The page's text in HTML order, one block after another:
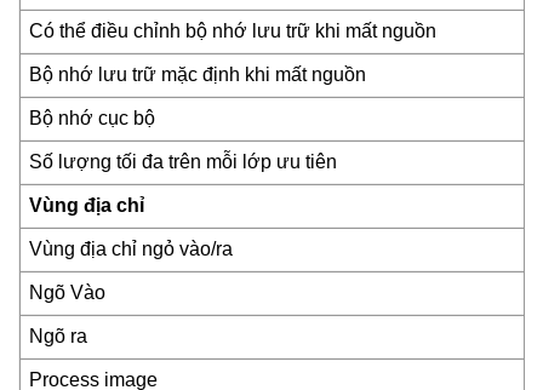
Có thể điều chỉnh bộ nhớ lưu trữ khi mất nguồn
Bộ nhớ lưu trữ mặc định khi mất nguồn
Bộ nhớ cục bộ
Số lượng tối đa trên mỗi lớp ưu tiên
Vùng địa chỉ
Vùng địa chỉ ngỏ vào/ra
Ngõ Vào
Ngõ ra
Process image